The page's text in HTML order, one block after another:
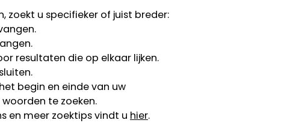
zoekt u specifieker of juist breder:
resultaten die op elkaar lijken.
begin en einde van uw
te zoeken.
en meer zoektips vindt u hier.